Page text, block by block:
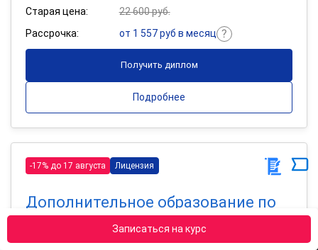
Записаться на курс
Старая цена:
22 600 руб.
Рассрочка:
от 1 557 руб в месяц
Получить диплом
Подробнее
-17% до 17 августа Лицензия
Дополнительное образование по
программе «Библиотечное дело»
Квалификация: Библиотекарь